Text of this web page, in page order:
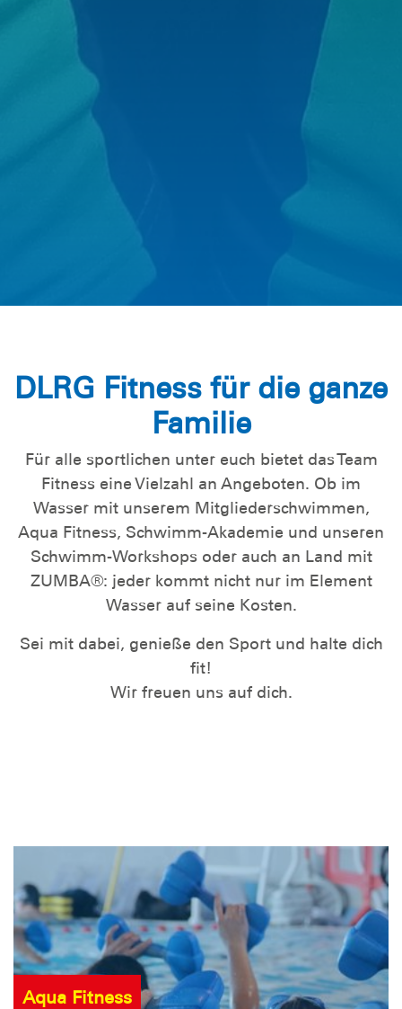
DLRG Fitness für die ganze
Familie
Für alle sportlichen unter euch bietet das Team
Fitness eine Vielzahl an Angeboten. Ob im
Wasser mit unserem Mitgliederschwimmen,
Aqua Fitness, Schwimm-Akademie und unseren
Schwimm-Workshops oder auch an Land mit
ZUMBA®: jeder kommt nicht nur im Element
Wasser auf seine Kosten.
Sei mit dabei, genieße den Sport und halte dich
fit!
Wir freuen uns auf dich.
Aqua Fitness